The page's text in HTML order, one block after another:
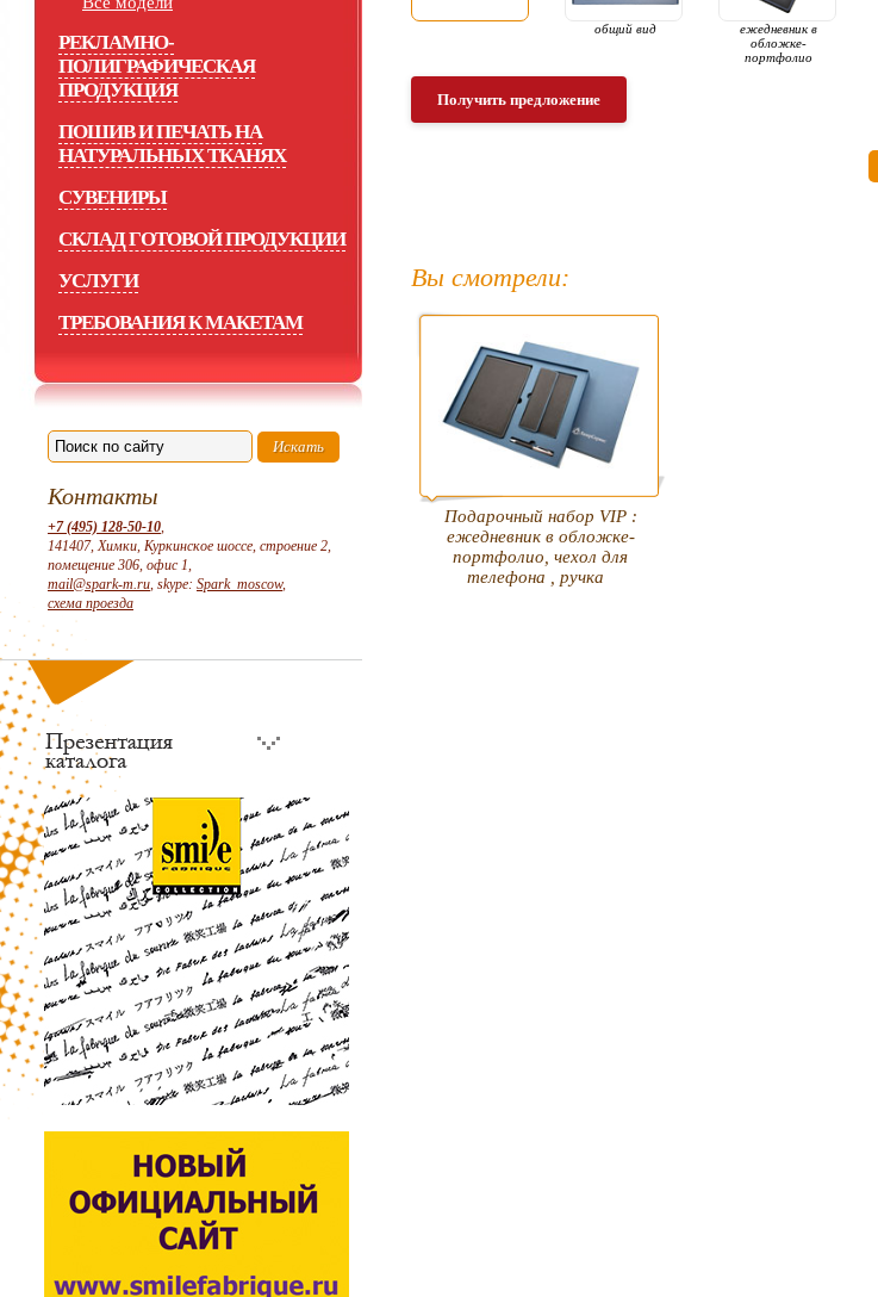
РЕКЛАМНО-
ПОЛИГРАФИЧЕСКАЯ
ПРОДУКЦИЯ
ПОШИВ И ПЕЧАТЬ НА
НАТУРАЛЬНЫХ ТКАНЯХ
СУВЕНИРЫ
СКЛАД ГОТОВОЙ ПРОДУКЦИИ
УСЛУГИ
ТРЕБОВАНИЯ К МАКЕТАМ
Контакты
+7 (495) 128-50-10,
141407, Химки, Куркинское шоссе, строение 2,
помещение 306, офис 1,
mail@spark-m.ru, skype: Spark_moscow,
схема проезда
общий вид
ежедневник в
обложке-
портфолио
Получить предложение
Вы смотрели:
Подарочный набор VIP :
ежедневник в обложке-
портфолио, чехол для
телефона , ручка